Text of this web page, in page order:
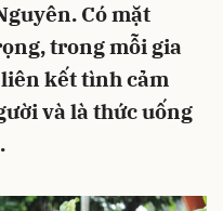
Có mặt
trong mỗi gia
kết tình cảm
và là thức uống